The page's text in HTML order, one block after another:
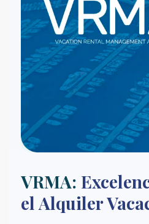
VRMA:
el Alquiler